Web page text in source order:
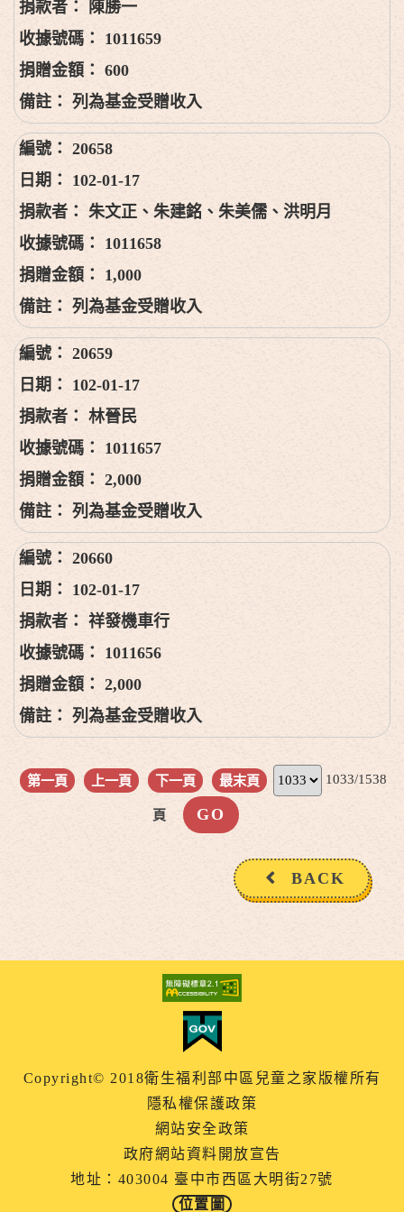
陳勝一
1011659
600
列為基金受贈收入
20658
102-01-17
朱文正、朱建銘、朱美儒、洪明月
1011658
1,000
列為基金受贈收入
20659
102-01-17
林晉民
1011657
2,000
列為基金受贈收入
20660
102-01-17
祥發機車行
1011656
2,000
列為基金受贈收入
第一頁 上一頁 下一頁 最末頁 1033/1538
頁
BACK
Copyright© 2018衛生福利部中區兒童之家版權所有
隱私權保護政策
網站安全政策
政府網站資料開放宣告
地址：403004 臺中市西區大明街27號
位置圖